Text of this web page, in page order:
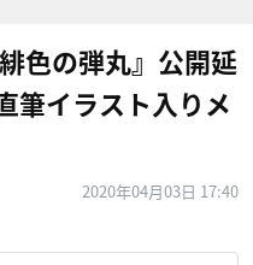
色の弾丸』公開延
イラスト入りメ
2020年04月03日 17:40